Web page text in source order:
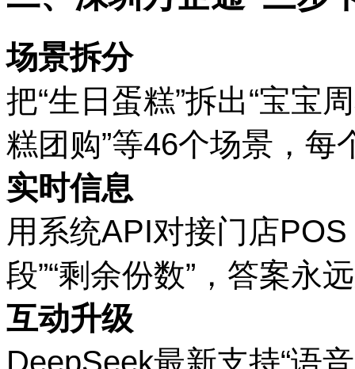
场景拆分
把“生日蛋糕”拆出“宝宝
糕团购”等46个场景，每
实时信息
用系统API对接门店
段”“剩余份数”，答案永
互动升级